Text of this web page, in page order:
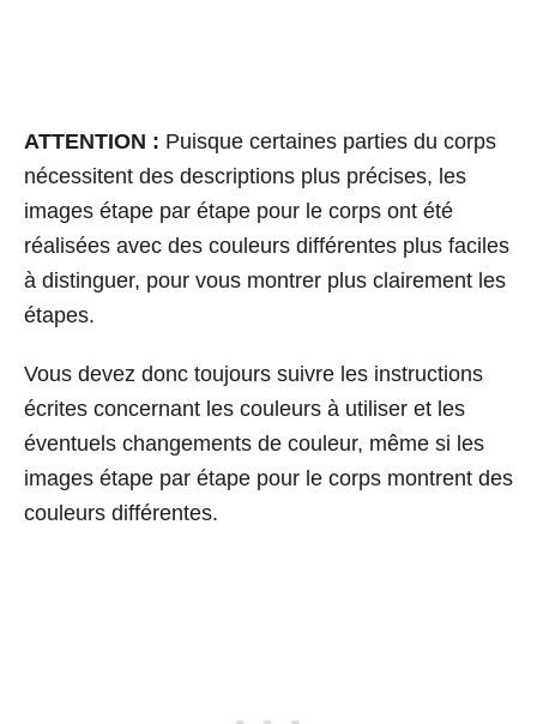
ATTENTION : Puisque certaines parties du corps
nécessitent des descriptions plus précises, les
images étape par étape pour le corps ont été
réalisées avec des couleurs différentes plus faciles
à distinguer, pour vous montrer plus clairement les
étapes.
Vous devez donc toujours suivre les instructions
écrites concernant les couleurs à utiliser et les
éventuels changements de couleur, même si les
images étape par étape pour le corps montrent des
couleurs différentes.